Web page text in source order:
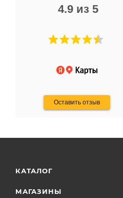
4.9 из 5
Оставить отзыв
Не понравились условия
и дают только на год)
КАТАЛОГ
МАГАЗИНЫ